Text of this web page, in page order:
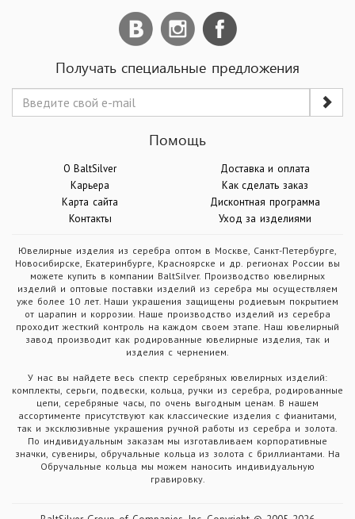
Получать специальные предложения
Помощь
О BaltSilver
Доставка и оплата
Карьера
Как сделать заказ
Карта сайта
Дисконтная программа
Контакты
Уход за изделиями
Ювелирные изделия из серебра оптом в Москве, Санкт-Петербурге,
Новосибирске, Екатеринбурге, Красноярске и др. регионах России вы
можете купить в компании BaltSilver. Производство ювелирных
изделий и оптовые поставки изделий из серебра мы осуществляем
уже более 10 лет. Наши украшения защищены родиевым покрытием
от царапин и коррозии. Наше производство изделий из серебра
проходит жесткий контроль на каждом своем этапе. Наш ювелирный
завод производит как родированные ювелирные изделия, так и
изделия с чернением.
У нас вы найдете весь спектр серебряных ювелирных изделий:
комплекты, серьги, подвески, кольца, ручки из серебра, родированные
цепи, серебряные часы, по очень выгодным ценам. В нашем
ассортименте присутствуют как классические изделия с фианитами,
так и эксклюзивные украшения ручной работы из серебра и золота.
По индивидуальным заказам мы изготавливаем корпоративные
значки, сувениры, обручальные кольца из золота с бриллиантами. На
Обручальные кольца мы можем наносить индивидуальную
гравировку.